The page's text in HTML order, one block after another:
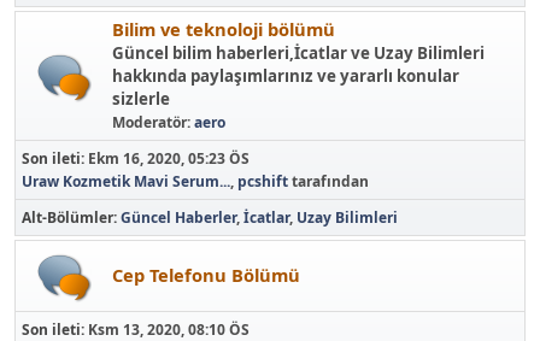
Bilim ve teknoloji bölümü
Güncel bilim haberleri,İcatlar ve Uzay Bilimleri
hakkında paylaşımlarınız ve yararlı konular
sizlerle
Moderatör:aero
Son ileti: Ekm 16, 2020, 05:23 ÖS
Uraw Kozmetik Mavi Serum..., pcshifttarafından
Alt-Bölümler Güncel Haberler İcatlar Uzay Bilimleri
Cep Telefonu Bölümü
Son ileti: Ksm 13, 2020, 08:10 ÖS